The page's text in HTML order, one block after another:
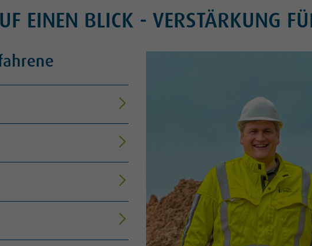
EINEN BLICK - VERSTÄRKUNG